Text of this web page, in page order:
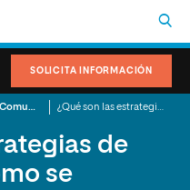
SOLICITA INFORMACIÓN
Marketing y Comunicación
de
se